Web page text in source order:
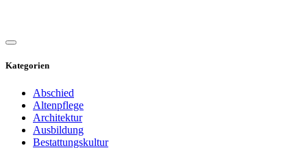
Kategorien
Abschied
Altenpflege
Architektur
Ausbildung
Bestattungskultur